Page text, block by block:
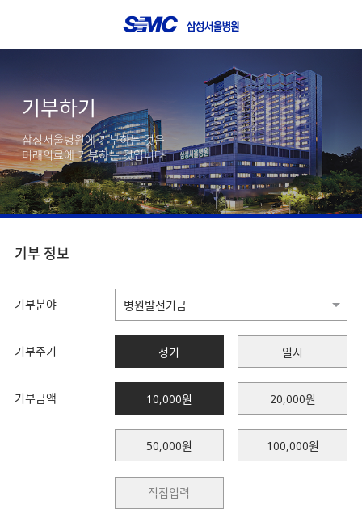
기부하기
삼성서울병원에 기부하는 것은
미래의료에 기부하는 것입니다.
기부 정보
기부분야
기부주기 정기 일시
기부금액 10,000원 20,000원
50,000원 100,000원